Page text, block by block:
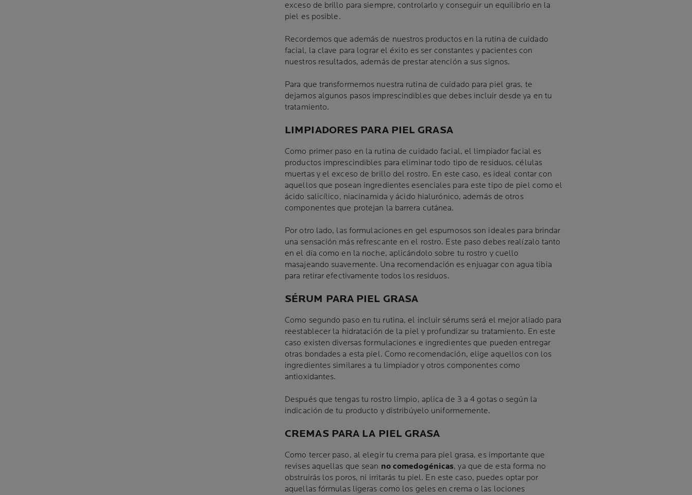
exceso de brillo para siempre, controlarlo y conseguir un equilibrio en la
piel es posible.
Recordemos que además de nuestros productos en la rutina de cuidado
facial, la clave para lograr el éxito es ser constantes y pacientes con
nuestros resultados, además de prestar atención a sus signos.
Para que transformemos nuestra rutina de cuidado para piel gras, te
dejamos algunos pasos imprescindibles que debes incluir desde ya en tu
tratamiento.
LIMPIADORES PARA PIEL GRASA
Como primer paso en la rutina de cuidado facial, el limpiador facial es
productos imprescindibles para eliminar todo tipo de residuos, células
muertas y el exceso de brillo del rostro. En este caso, es ideal contar con
aquellos que posean ingredientes esenciales para este tipo de piel como el
ácido salicílico, niacinamida y ácido hialurónico, además de otros
componentes que protejan la barrera cutánea.
Por otro lado, las formulaciones en gel espumosos son ideales para brindar
una sensación más refrescante en el rostro. Este paso debes realízalo tanto
en el día como en la noche, aplicándolo sobre tu rostro y cuello
masajeando suavemente. Una recomendación es enjuagar con agua tibia
para retirar efectivamente todos los residuos.
SÉRUM PARA PIEL GRASA
Como segundo paso en tu rutina, el incluir sérums será el mejor aliado para
reestablecer la hidratación de la piel y profundizar su tratamiento. En este
caso existen diversas formulaciones e ingredientes que pueden entregar
otras bondades a esta piel. Como recomendación, elige aquellos con los
ingredientes similares a tu limpiador y otros componentes como
antioxidantes.
Después que tengas tu rostro limpio, aplica de 3 a 4 gotas o según la
indicación de tu producto y distribúyelo uniformemente.
CREMAS PARA LA PIEL GRASA
Como tercer paso, al elegir tu crema para piel grasa, es importante que
revises aquellas que sean no comedogénicas, ya que de esta forma no
obstruirás los poros, ni irritarás tu piel. En este caso, puedes optar por
aquellas fórmulas ligeras como los geles en crema o las lociones